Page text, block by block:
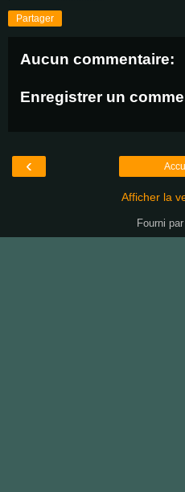
Partager
Aucun commentaire:
Enregistrer un
‹
Afficher la
Fourni par